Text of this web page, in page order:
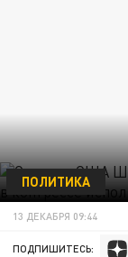
ПОЛИТИКА
13 ДЕКАБРЯ 09:44
ПОДПИШИТЕСЬ: